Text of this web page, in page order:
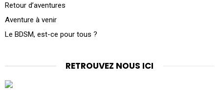
Retour d’aventures
Aventure à venir
Le BDSM, est-ce pour tous ?
RETROUVEZ NOUS ICI